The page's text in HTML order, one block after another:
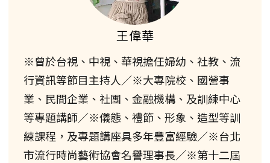
王偉華
※曾於台視、中視、華視擔任婦幼、社教、流
行資訊等節目主持人／※大專院校、國營事
業、民間企業、社團、金融機構、及訓練中心
等專題講師／※儀態、禮節、形象、造型等訓
練課程，及專題講座具多年豐富經驗／※台北
市流行時尚藝術協會名譽理事長／※第十二屆